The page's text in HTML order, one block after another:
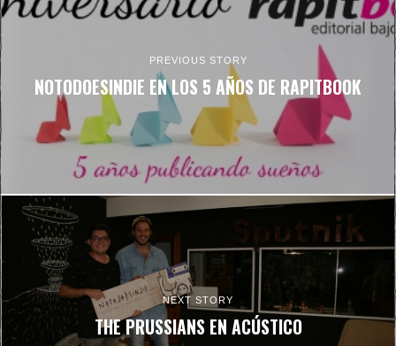
PREVIOUS STORY
NOTODOESINDIE EN LOS 5 AÑOS DE RAPITBOOK
NEXT STORY
THE PRUSSIANS EN ACÚSTICO